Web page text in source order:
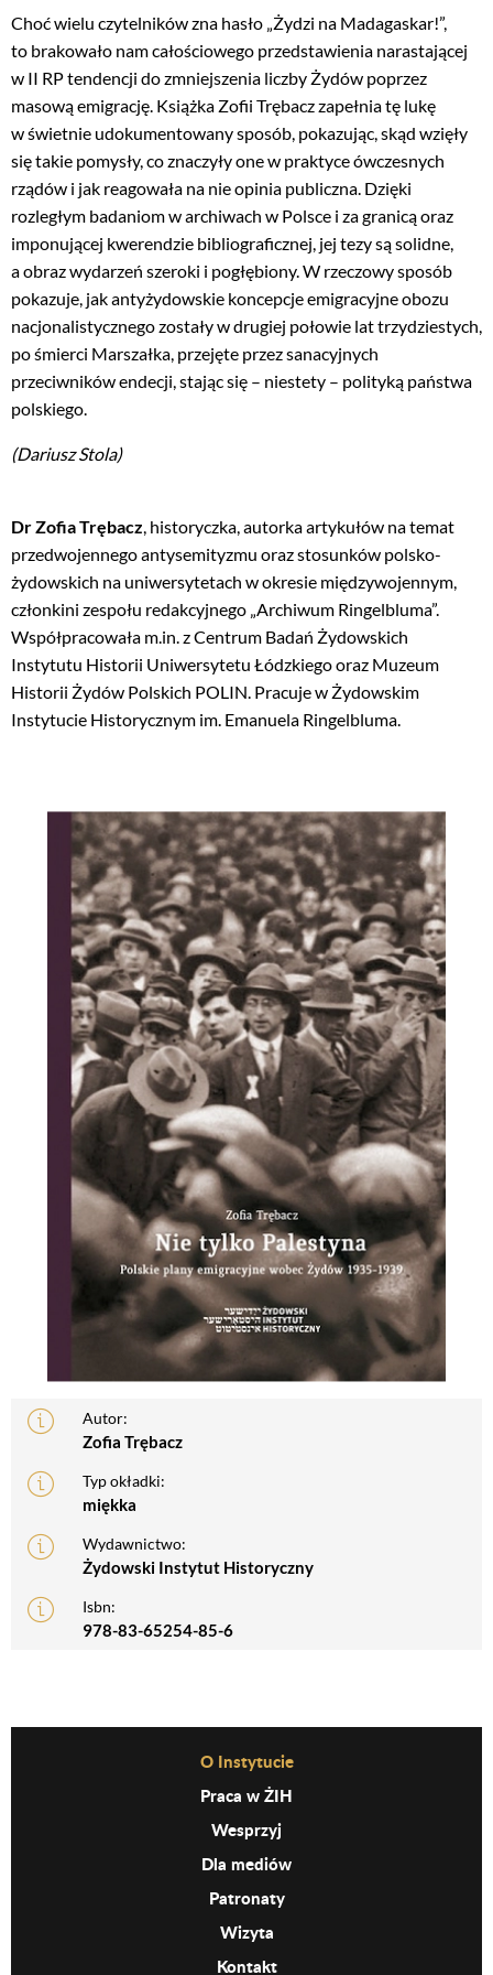
Choć wielu czytelników zna hasło „Żydzi na Madagaskar!”,
to brakowało nam całościowego przedstawienia narastającej
w II RP tendencji do zmniejszenia liczby Żydów poprzez
masową emigrację. Książka Zofii Trębacz zapełnia tę lukę
w świetnie udokumentowany sposób, pokazując, skąd wzięły
się takie pomysły, co znaczyły one w praktyce ówczesnych
rządów i jak reagowała na nie opinia publiczna. Dzięki
rozległym badaniom w archiwach w Polsce i za granicą oraz
imponującej kwerendzie bibliograficznej, jej tezy są solidne,
a obraz wydarzeń szeroki i pogłębiony. W rzeczowy sposób
pokazuje, jak antyżydowskie koncepcje emigracyjne obozu
nacjonalistycznego zostały w drugiej połowie lat trzydziestych,
po śmierci Marszałka, przejęte przez sanacyjnych
przeciwników endecji, stając się – niestety – polityką państwa
polskiego.
(Dariusz Stola)
Dr Zofia Trębacz, historyczka, autorka artykułów na temat
przedwojennego antysemityzmu oraz stosunków polsko-
żydowskich na uniwersytetach w okresie międzywojennym,
członkini zespołu redakcyjnego „Archiwum Ringelbluma”.
Współpracowała m.in. z Centrum Badań Żydowskich
Instytutu Historii Uniwersytetu Łódzkiego oraz Muzeum
Historii Żydów Polskich POLIN. Pracuje w Żydowskim
Instytucie Historycznym im. Emanuela Ringelbluma.
Autor:
Zofia Trębacz
Typ okładki:
miękka
Wydawnictwo:
Żydowski Instytut Historyczny
Isbn:
978-83-65254-85-6
Before Footer MenuO Instytucie
Praca w ŻIH
Wesprzyj
Dla mediów
Patronaty
Wizyta
Kontakt